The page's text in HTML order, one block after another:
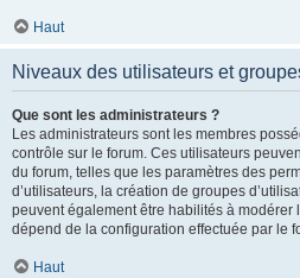
Haut
Niveaux des utilisateurs et
Que sont les administrateurs ?
Les administrateurs sont les membres
contrôle sur le forum. Ces utilisateurs
du forum, telles que les paramètres des
d’utilisateurs, la création de groupes
peuvent également être habilités à modérer
dépend de la configuration effectuée par le
Haut